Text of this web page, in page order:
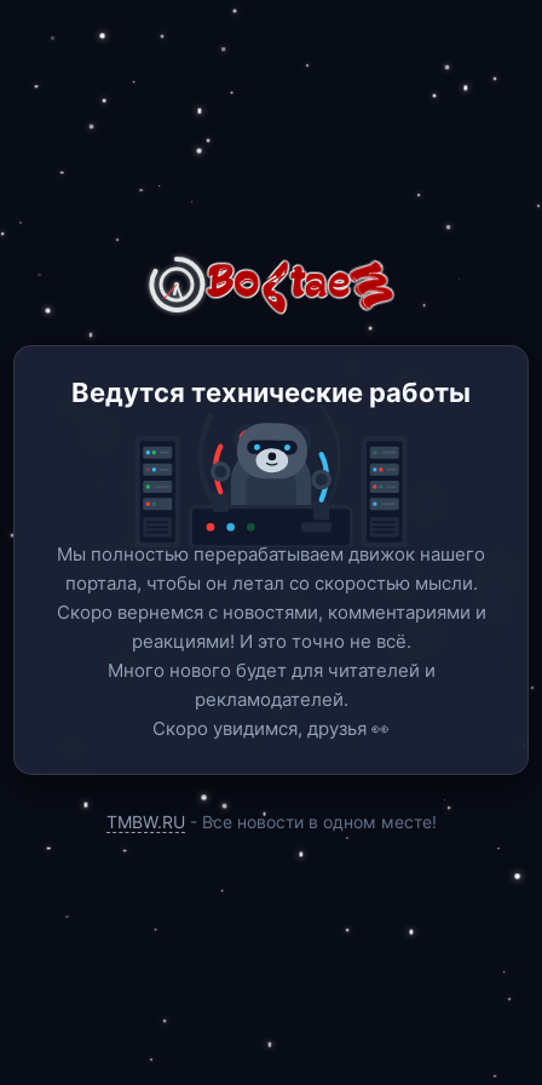
Ведутся технические работы
Мы полностью перерабатываем движок нашего
портала, чтобы он летал со скоростью мысли.
Скоро вернемся c новостями, комментариями и
реакциями! И это точно не всё.
Много нового будет для читателей и
рекламодателей.
Скоро увидимся, друзья 👀
TMBW.RU - Все новости в одном месте!